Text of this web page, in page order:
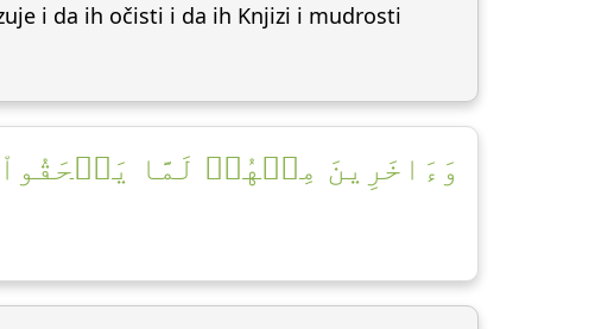
i da ih očisti i da ih Knjizi i mudrosti
وَءَاخَرِينَ مِنۡهُمۡ لَمَّا